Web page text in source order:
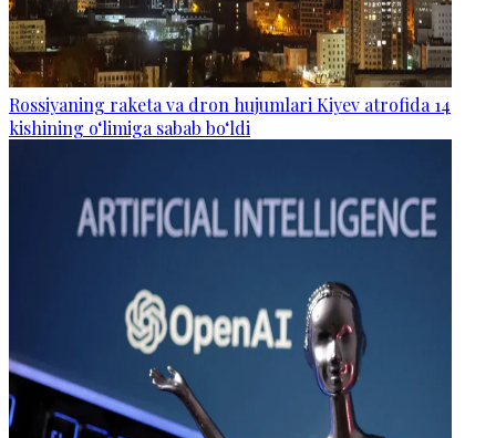
Rossiyaning raketa va dron hujumlari Kiyev atrofida 14
kishining o‘limiga sabab bo‘ldi